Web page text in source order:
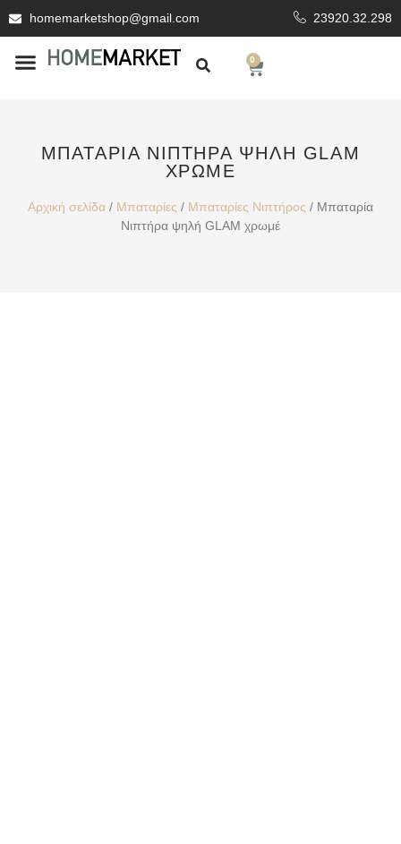
homemarketshop@gmail.com 23920.32.298
0
ΜΠΑΤΑΡΊΑ ΝΙΠΤΉΡΑ ΨΗΛΉ GLAM
ΧΡΩΜΈ
Αρχική σελίδα / Μπαταρίες / Μπαταρίες Νιπτήρος / Μπαταρία
Νιπτήρα ψηλή GLAM χρωμέ